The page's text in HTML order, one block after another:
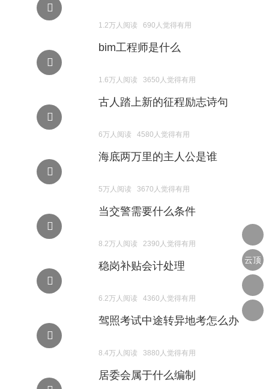
1.2万人阅读 690人觉得有用
bim工程师是什么
1.6万人阅读 3650人觉得有用
古人踏上新的征程励志诗句
6万人阅读 4580人觉得有用
海底两万里的主人公是谁
5万人阅读 3670人觉得有用
当交警需要什么条件
8.2万人阅读 2390人觉得有用
稳岗补贴会计处理
6.2万人阅读 4360人觉得有用
驾照考试中途转异地考怎么办
8.4万人阅读 3880人觉得有用
居委会属于什么编制
云顶
线路